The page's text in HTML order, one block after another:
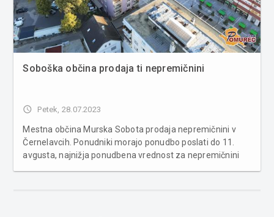
Soboška občina prodaja ti nepremičnini
access_time Petek, 28.07.2023
Mestna občina Murska Sobota prodaja nepremičnini v
Černelavcih. Ponudniki morajo ponudbo poslati do 11.
avgusta, najnižja ponudbena vrednost za nepremičnini